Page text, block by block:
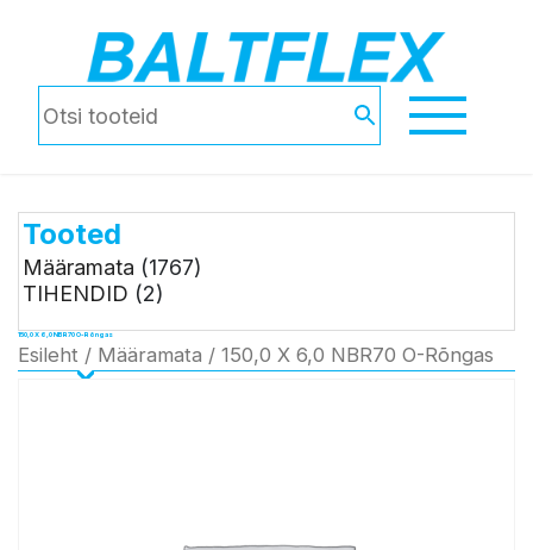
Tooted
Määramata (1767)
TIHENDID (2)
150,0 X 6,0 NBR70 O-Rõngas
Esileht / Määramata / 150,0 X 6,0 NBR70 O-Rõngas